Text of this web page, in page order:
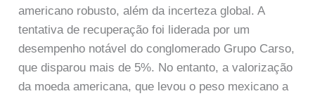
americano robusto, além da incerteza global. A
tentativa de recuperação foi liderada por um
desempenho notável do conglomerado Grupo Carso,
que disparou mais de 5%. No entanto, a valorização
da moeda americana, que levou o peso mexicano a